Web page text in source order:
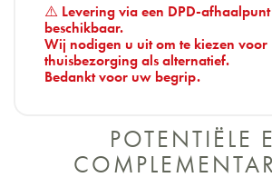
⚠️ Levering via een DPD-
beschikbaar.
Wij nodigen u uit om te kiezen voor
thuisbezorging als alternatief.
Bedankt voor uw begrip.
POTENTIËLE